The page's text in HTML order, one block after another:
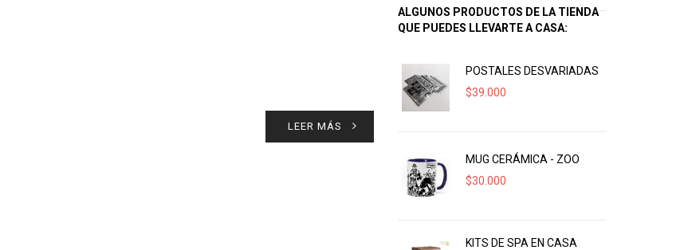
LEER MÁS
ALGUNOS PRODUCTOS DE LA TIENDA
QUE PUEDES LLEVARTE A CASA:
POSTALES DESVARIADAS
$39.000
MUG CERÁMICA - ZOO
$30.000
KITS DE SPA EN CASA